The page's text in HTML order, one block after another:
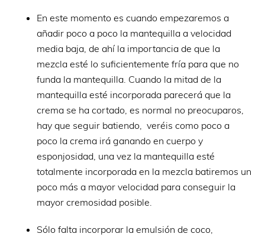
En este momento es cuando empezaremos a
añadir poco a poco la mantequilla a velocidad
media baja, de ahí la importancia de que la
mezcla esté lo suficientemente fría para que no
funda la mantequilla. Cuando la mitad de la
mantequilla esté incorporada parecerá que la
crema se ha cortado, es normal no preocuparos,
hay que seguir batiendo, veréis como poco a
poco la crema irá ganando en cuerpo y
esponjosidad, una vez la mantequilla esté
totalmente incorporada en la mezcla batiremos un
poco más a mayor velocidad para conseguir la
mayor cremosidad posible.
Sólo falta incorporar la emulsión de coco,